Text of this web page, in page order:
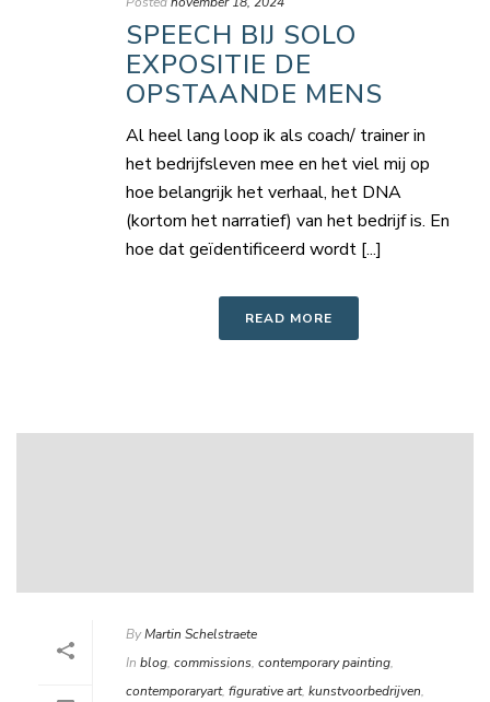
SPEECH BIJ SOLO
EXPOSITIE DE
OPSTAANDE MENS
Al heel lang loop ik als coach/ trainer in
het bedrijfsleven mee en het viel mij op
hoe belangrijk het verhaal, het DNA
(kortom het narratief) van het bedrijf is. En
hoe dat geïdentificeerd wordt [...]
READ MORE
ByMartin Schelstraete
In blog, commissions, contemporary painting,
contemporaryart, figurative art, kunstvoorbedrijven,